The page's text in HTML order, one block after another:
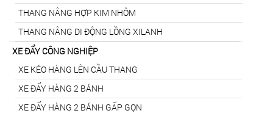
THANG NÂNG HỢP KIM NHÔM
THANG NÂNG DI ĐỘNG LỒNG XILANH
XE ĐẨY CÔNG NGHIỆP
XE KÉO HÀNG LÊN CẦU THANG
XE ĐẨY HÀNG 2 BÁNH
XE ĐẨY HÀNG 2 BÁNH GẤP GỌN